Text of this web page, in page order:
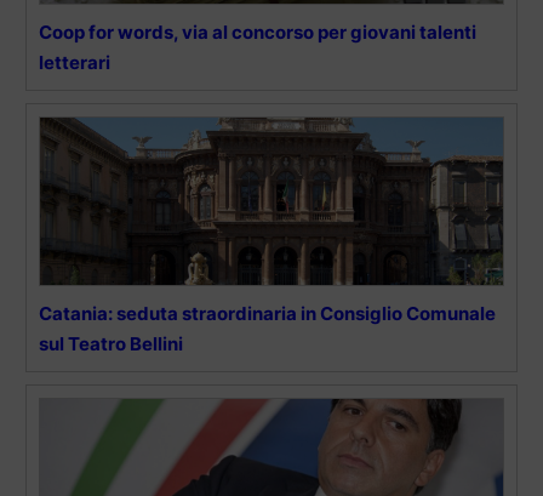
Coop for words, via al concorso per giovani talenti
letterari
Catania: seduta straordinaria in Consiglio Comunale
sul Teatro Bellini